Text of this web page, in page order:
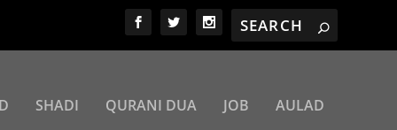
SHADI QURANI DUA JOB AULAD